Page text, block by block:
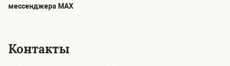
мессенджера MAX
Контакты